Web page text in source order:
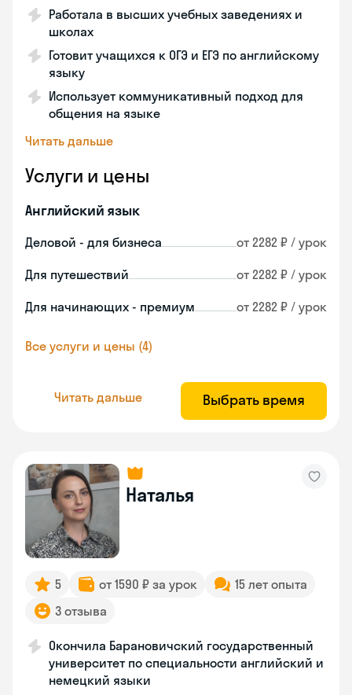
Работала в высших учебных заведениях и
школах
Готовит учащихся к ОГЭ и ЕГЭ по английскому
языку
Использует коммуникативный подход для
общения на языке
Читать дальше
Услуги и цены
Английский язык
Деловой - для бизнеса от 2282 ₽ / урок
Для путешествий от 2282 ₽ / урок
Для начинающих - премиум от 2282 ₽ / урок
Все услуги и цены (4)
Читать дальше Выбрать время
Наталья
5 от 1590 ₽ за урок
15 лет опыта
3 отзыва
Окончила Барановичский государственный
университет по специальности английский и
немецкий языки